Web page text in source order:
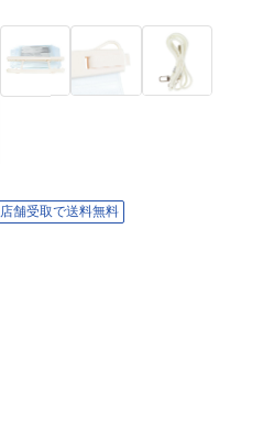
店舗受取で送料無料